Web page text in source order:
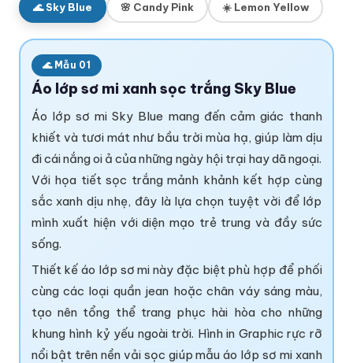
🌊 Sky Blue 🌸 Candy Pink ☀️ Lemon Yellow
🌊 Mẫu 01
Áo lớp sơ mi xanh sọc trắng Sky Blue
Áo lớp sơ mi Sky Blue mang đến cảm giác thanh
khiết và tươi mát như bầu trời mùa hạ, giúp làm dịu
đi cái nắng oi ả của những ngày hội trại hay dã ngoại.
Với họa tiết sọc trắng mảnh khảnh kết hợp cùng
sắc xanh dịu nhẹ, đây là lựa chọn tuyệt vời để lớp
mình xuất hiện với diện mạo trẻ trung và đầy sức
sống.
Thiết kế áo lớp sơ mi này đặc biệt phù hợp để phối
cùng các loại quần jean hoặc chân váy sáng màu,
tạo nên tổng thể trang phục hài hòa cho những
khung hình kỷ yếu ngoài trời. Hình in Graphic rực rỡ
nổi bật trên nền vải sọc giúp mẫu áo lớp sơ mi xanh